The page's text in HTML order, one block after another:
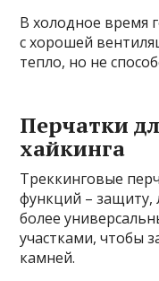
В холодное время
с хорошей
тепло, но не
Перчатки
хайкинга
Треккинговые
функций – защиту,
более
участками, чтобы
камней.